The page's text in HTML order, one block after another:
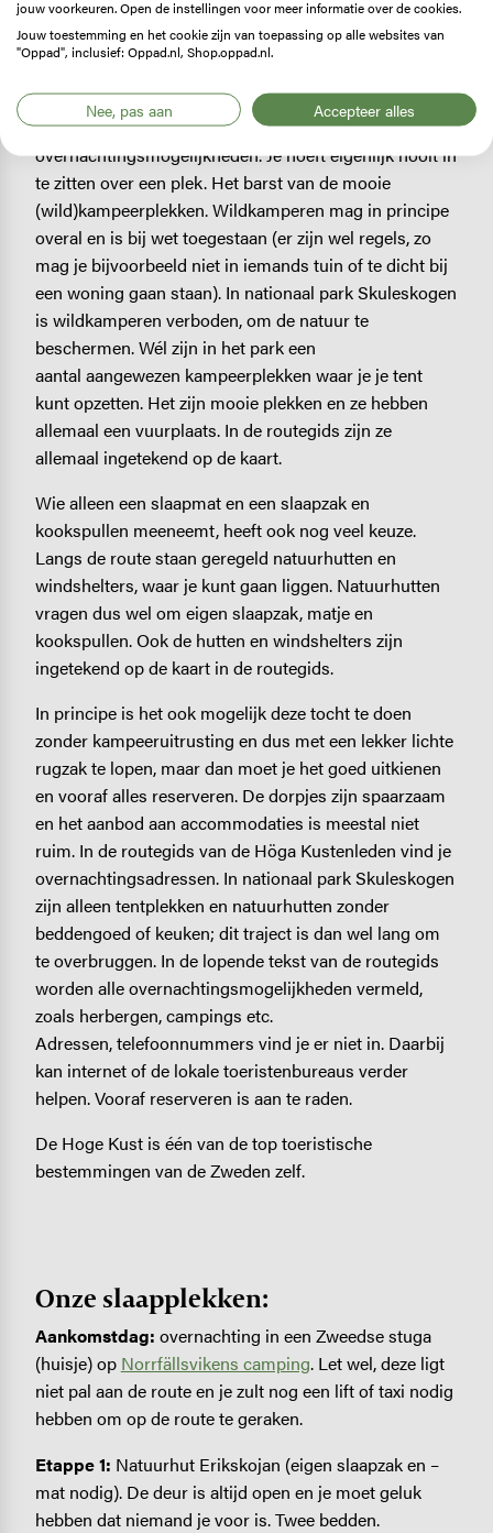
Zweden. Onderweg sliepen we 1x in een herberg, twee
keer in een natuurhut en 1x in een tent.
Wie een volledige kampeeruitrusting met zich
meedraagt, heeft de meest ruime keus aan
overnachtingsmogelijkheden. Je hoeft eigenlijk nooit in
te zitten over een plek. Het barst van de mooie
(wild)kampeerplekken. Wildkamperen mag in principe
overal en is bij wet toegestaan (er zijn wel regels, zo
mag je bijvoorbeeld niet in iemands tuin of te dicht bij
een woning gaan staan). In nationaal park Skuleskogen
is wildkamperen verboden, om de natuur te
beschermen. Wél zijn in het park een
aantal aangewezen kampeerplekken waar je je tent
kunt opzetten. Het zijn mooie plekken en ze hebben
allemaal een vuurplaats. In de routegids zijn ze
allemaal ingetekend op de kaart.
Wie alleen een slaapmat en een slaapzak en
kookspullen meeneemt, heeft ook nog veel keuze.
Langs de route staan geregeld natuurhutten en
windshelters, waar je kunt gaan liggen. Natuurhutten
vragen dus wel om eigen slaapzak, matje en
kookspullen. Ook de hutten en windshelters zijn
ingetekend op de kaart in de routegids.
In principe is het ook mogelijk deze tocht te doen
zonder kampeeruitrusting en dus met een lekker lichte
rugzak te lopen, maar dan moet je het goed uitkienen
en vooraf alles reserveren. De dorpjes zijn spaarzaam
en het aanbod aan accommodaties is meestal niet
ruim. In de routegids van de Höga Kustenleden vind je
overnachtingsadressen. In nationaal park Skuleskogen
zijn alleen tentplekken en natuurhutten zonder
beddengoed of keuken; dit traject is dan wel lang om
te overbruggen. In de lopende tekst van de routegids
worden alle overnachtingsmogelijkheden vermeld,
zoals herbergen, campings etc.
Adressen, telefoonnummers vind je er niet in. Daarbij
kan internet of de lokale toeristenbureaus verder
helpen. Vooraf reserveren is aan te raden.
De Hoge Kust is één van de top toeristische
bestemmingen van de Zweden zelf.
Onze slaapplekken:
Aankomstdag: overnachting in een Zweedse stuga
(huisje) op Norrfällsvikens camping. Let wel, deze ligt
niet pal aan de route en je zult nog een lift of taxi nodig
hebben om op de route te geraken.
Etappe 1: Natuurhut Erikskojan (eigen slaapzak en –
mat nodig). De deur is altijd open en je moet geluk
hebben dat niemand je voor is. Twee bedden.
jouw voorkeuren. Open de instellingen voor meer informatie over de cookies.
Jouw toestemming en het cookie zijn van toepassing op alle websites van
"Oppad", inclusief: Oppad.nl, Shop.oppad.nl.
Nee, pas aan Accepteer alles